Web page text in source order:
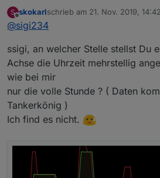
S
Offline
skokarlschrieb am 21. Nov. 2019, 14:42
zuletzt editiert von
@sigi234
ssigi, an welcher Stelle stellst Du
Achse die Uhrzeit mehrstellig
wie bei mir
nur die volle Stunde ? ( Daten
Tankerkönig )
Ich find es nicht.